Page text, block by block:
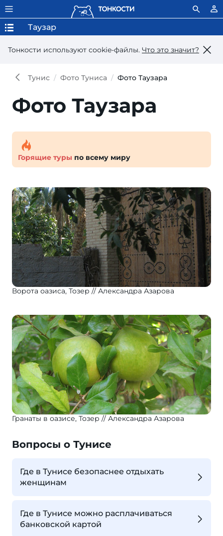
Тонкости используют сookie-файлы. Что это значит?
Таузар
Тунис Фото Туниса Фото Таузара
Фото Таузара
Горящие туры по всему миру
Ворота оазиса, Тозер Александра Азарова
Гранаты в оазисе, Тозер Александра Азарова
Вопросы о Тунисе
Где в Тунисе безопаснее отдыхать
женщинам
Где в Тунисе можно расплачиваться
банковской картой